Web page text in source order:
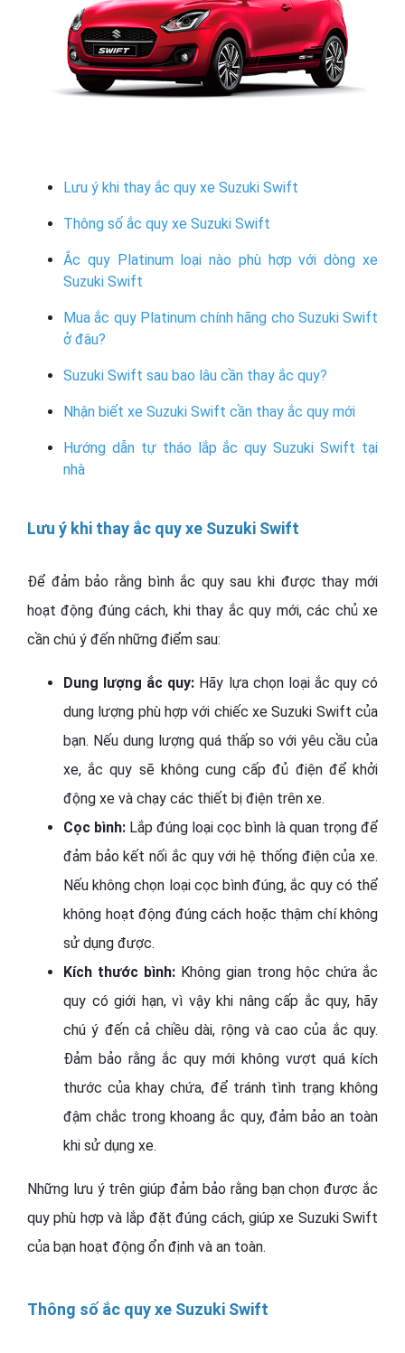
Lưu ý khi thay ắc quy xe Suzuki Swift
Thông số ắc quy xe Suzuki Swift
Ắc quy Platinum loại nào phù hợp với dòng xe
Suzuki Swift
Mua ắc quy Platinum chính hãng cho Suzuki Swift
ở đâu?
Suzuki Swift sau bao lâu cần thay ắc quy?
Nhận biết xe Suzuki Swift cần thay ắc quy mới
Hướng dẫn tự tháo lắp ắc quy Suzuki Swift tại
nhà
Lưu ý khi thay ắc quy xe Suzuki Swift
Để đảm bảo rằng bình ắc quy sau khi được thay mới
hoạt động đúng cách, khi thay ắc quy mới, các chủ xe
cần chú ý đến những điểm sau:
Dung lượng ắc quy: Hãy lựa chọn loại ắc quy có
dung lượng phù hợp với chiếc xe Suzuki Swift của
bạn. Nếu dung lượng quá thấp so với yêu cầu của
xe, ắc quy sẽ không cung cấp đủ điện để khởi
động xe và chạy các thiết bị điện trên xe.
Cọc bình: Lắp đúng loại cọc bình là quan trọng để
đảm bảo kết nối ắc quy với hệ thống điện của xe.
Nếu không chọn loại cọc bình đúng, ắc quy có thể
không hoạt động đúng cách hoặc thậm chí không
sử dụng được.
Kích thước bình: Không gian trong hộc chứa ắc
quy có giới hạn, vì vậy khi nâng cấp ắc quy, hãy
chú ý đến cả chiều dài, rộng và cao của ắc quy.
Đảm bảo rằng ắc quy mới không vượt quá kích
thước của khay chứa, để tránh tình trạng không
đậm chắc trong khoang ắc quy, đảm bảo an toàn
khi sử dụng xe.
Những lưu ý trên giúp đảm bảo rằng bạn chọn được ắc
quy phù hợp và lắp đặt đúng cách, giúp xe Suzuki Swift
của bạn hoạt động ổn định và an toàn.
Thông số ắc quy xe Suzuki Swift